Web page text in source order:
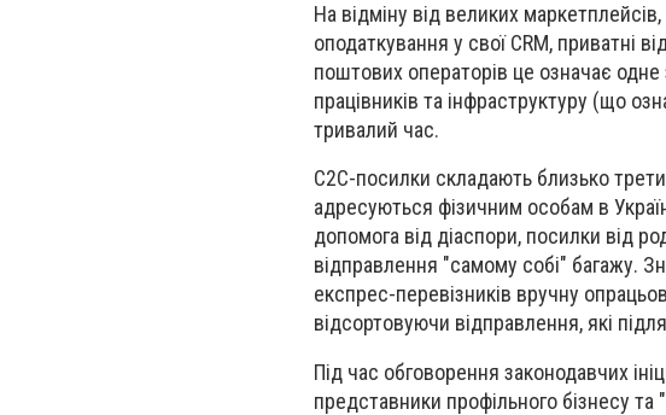
На відміну від великих маркетплейсів,
оподаткування у свої CRM, приватні
поштових операторів це означає одне
працівників та інфраструктуру (що
тривалий час.
C2C-посилки складають близько
адресуються фізичним особам в
допомога від діаспори, посилки від
відправлення "самому собі" багажу.
експрес-перевізників вручну
відсортовуючи відправлення, які
Під час обговорення законодавчих
представники профільного бізнесу